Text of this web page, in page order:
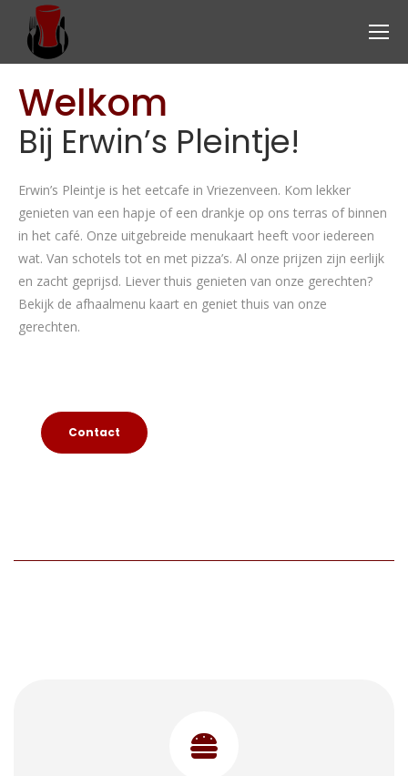
Welkom
Bij Erwin’s Pleintje!
Erwin’s Pleintje is het eetcafe in Vriezenveen. Kom lekker
genieten van een hapje of een drankje op ons terras of binnen
in het café. Onze uitgebreide menukaart heeft voor iedereen
wat. Van schotels tot en met pizza’s. Al onze prijzen zijn eerlijk
en zacht geprijsd. Liever thuis genieten van onze gerechten?
Bekijk de afhaalmenu kaart en geniet thuis van onze
gerechten.
Contact